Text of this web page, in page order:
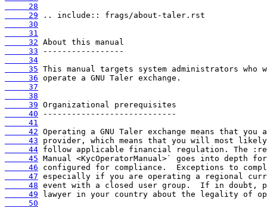
     28
     29
     30
     31
     32
     33
     34
     35
     36
     37
     38
     39
     40
     41
     42
     43
     44
     45
     46
     47
     48
     49
     50